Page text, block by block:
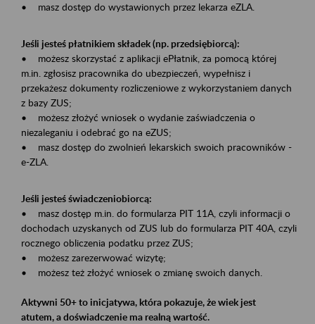
• masz dostęp do wystawionych przez lekarza eZLA.
Jeśli jesteś płatnikiem składek (np. przedsiębiorcą):
• możesz skorzystać z aplikacji ePłatnik, za pomocą której
m.in. zgłosisz pracownika do ubezpieczeń, wypełnisz i
przekażesz dokumenty rozliczeniowe z wykorzystaniem danych
z bazy ZUS;
• możesz złożyć wniosek o wydanie zaświadczenia o
niezaleganiu i odebrać go na eZUS;
• masz dostęp do zwolnień lekarskich swoich pracowników -
e-ZLA.
Jeśli jesteś świadczeniobiorcą:
• masz dostęp m.in. do formularza PIT 11A, czyli informacji o
dochodach uzyskanych od ZUS lub do formularza PIT 40A, czyli
rocznego obliczenia podatku przez ZUS;
• możesz zarezerwować wizytę;
• możesz też złożyć wniosek o zmianę swoich danych.
Aktywni 50+ to inicjatywa, która pokazuje, że wiek jest
atutem, a doświadczenie ma realną wartość.